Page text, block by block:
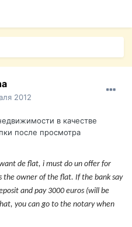
2012
в качестве
после просмотра
de flat, i must do un offer for
the owner of the flat. If the bank say
and pay 3000 euros (will be
you can go to the notary when